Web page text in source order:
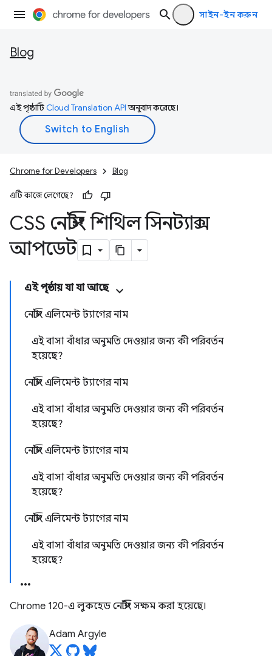
সাইন-ইন করুন
Blog
এই পৃষ্ঠাটিCloud Translation APIঅনুবাদ করেছে।
Chrome for Developers Blog
এটি কাজে লেগেছে?
CSS নেস্টিং শিথিল সিনট্যাক্স
আপডেট
এই পৃষ্ঠায় যা যা আছে
নেস্টিং এলিমেন্ট ট্যাগের নাম
এই বাসা বাঁধার অনুমতি দেওয়ার জন্য কী পরিবর্তন
হয়েছে?
নেস্টিং এলিমেন্ট ট্যাগের নাম
এই বাসা বাঁধার অনুমতি দেওয়ার জন্য কী পরিবর্তন
হয়েছে?
নেস্টিং এলিমেন্ট ট্যাগের নাম
এই বাসা বাঁধার অনুমতি দেওয়ার জন্য কী পরিবর্তন
হয়েছে?
নেস্টিং এলিমেন্ট ট্যাগের নাম
এই বাসা বাঁধার অনুমতি দেওয়ার জন্য কী পরিবর্তন
হয়েছে?
Chrome 120-এ লুকহেড নেস্টিং সক্ষম করা হয়েছে।
Adam Argyle